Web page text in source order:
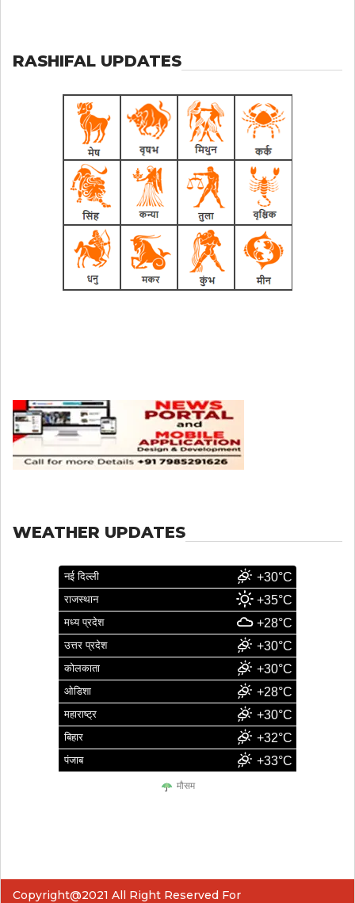
RASHIFAL UPDATES
WEATHER UPDATES
नई दिल्ली +30°C
राजस्थान +35°C
मध्य प्रदेश +28°C
उत्तर प्रदेश +30°C
कोलकाता +30°C
ओडिशा +28°C
महाराष्ट्र +30°C
बिहार +32°C
पंजाब +33°C
मौसम
Copyright@2021 All Right Reserved For